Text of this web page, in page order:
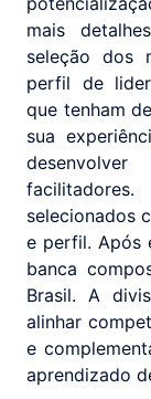
mais
seleção dos
perfil de
que tenham
sua
selecionados
e perfil. Após
banca
Brasil. A
alinhar
e
aprendizado